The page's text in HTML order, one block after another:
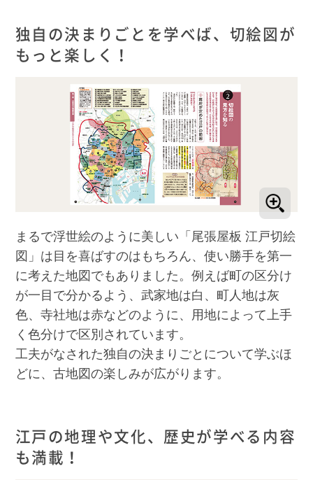
独自の決まりごとを学べば、切絵図が
もっと楽しく！
まるで浮世絵のように美しい「尾張屋板 江戸切絵
図」は目を喜ばすのはもちろん、使い勝手を第一
に考えた地図でもありました。例えば町の区分け
が一目で分かるよう、武家地は白、町人地は灰
色、寺社地は赤などのように、用地によって上手
く色分けで区別されています。
工夫がなされた独自の決まりごとについて学ぶほ
どに、古地図の楽しみが広がります。
江戸の地理や文化、歴史が学べる内容
も満載！